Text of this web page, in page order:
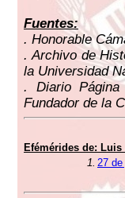
Fuentes:
. Honorable
. Archivo de
la Universidad
. Diario Página
Fundador de la
Efémérides de:
1. 27